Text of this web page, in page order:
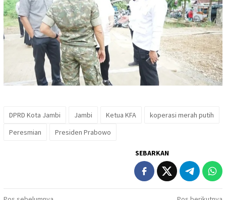
DPRD Kota Jambi Jambi Ketua KFA
koperasi merah putih
Peresmian
Presiden Prabowo
SEBARKAN